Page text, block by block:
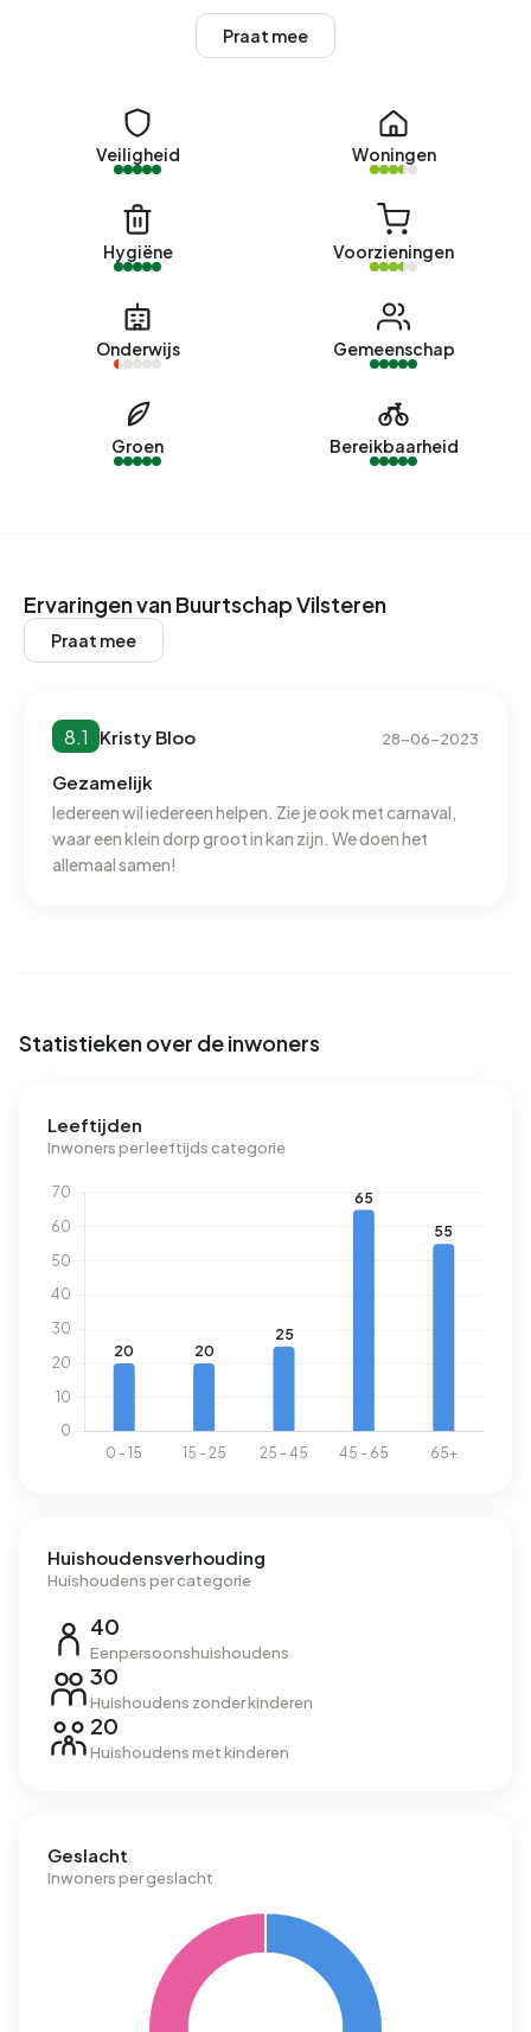
Vilsteren zijn 1950-1970 (85%) en 1970-1980 (5%).
Momenteel staan er
7 woningen te koop in Buurtschap
. De nieuwste aangeboden woning is
Vilsterseweg 1A027
door Veghtstaete Makelaardij en
Taxaties op Funda. Afgelopen jaar zijn er 7 woningen
verkocht in Buurtschap Vilsteren. Een woning werd
gemiddeld in 117 dagen verkocht.
De gemiddelde vraagprijs voor een koopwoning in
Buurtschap Vilsteren was afgelopen jaar €287.500. Dit is
2% lager dan de gemiddelde WOZ-waarde van
Geen recente verhuurdata beschikbaar voor Buurtschap
Vilsteren.
In Buurtschap Vilsteren zijn er 59 adressen met een
geregistreerd energielabel. De meest voorkomende
labels zijn D (25%), C (20%) en F (19%). Gemiddeld
verbruikt een adres in Buurtschap Vilsteren 3.410 kWh aan
elektriciteit per jaar. Dit ligt 21% boven het landelijke
Praat mee
Veiligheid Woningen
Hygiëne Voorzieningen
Onderwijs Gemeenschap
Groen Bereikbaarheid
Ervaringen van Buurtschap Vilsteren
Praat mee
8.1 Kristy Bloo 28-06-2023
Gezamelijk
Iedereen wil iedereen helpen. Zie je ook met carnaval,
waar een klein dorp groot in kan zijn. We doen het
allemaal samen!
Statistieken over de inwoners
Leeftijden
Inwoners per leeftijds categorie
Huishoudensverhouding
Huishoudens per categorie
40
Eenpersoonshuishoudens
30
Huishoudens zonder kinderen
20
Huishoudens met kinderen
Geslacht
Inwoners per geslacht